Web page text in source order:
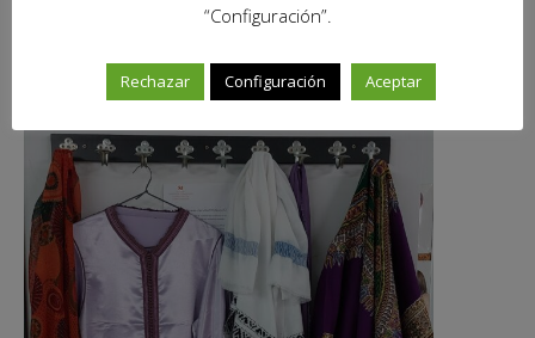
“Configuración”.
Rechazar Configuración Aceptar